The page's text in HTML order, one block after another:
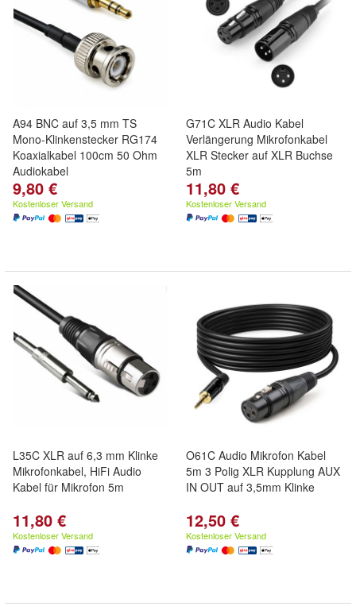
A94 BNC auf 3,5 mm TS
Mono-Klinkenstecker RG174
Koaxialkabel 100cm 50 Ohm
Audiokabel
9,80 €
Kostenloser Versand
G71C XLR Audio Kabel
Verlängerung Mikrofonkabel
XLR Stecker auf XLR Buchse
5m
11,80 €
Kostenloser Versand
L35C XLR auf 6,3 mm Klinke
Mikrofonkabel, HiFi Audio
Kabel für Mikrofon 5m
11,80 €
Kostenloser Versand
O61C Audio Mikrofon Kabel
5m 3 Polig XLR Kupplung AUX
IN OUT auf 3,5mm Klinke
12,50 €
Kostenloser Versand